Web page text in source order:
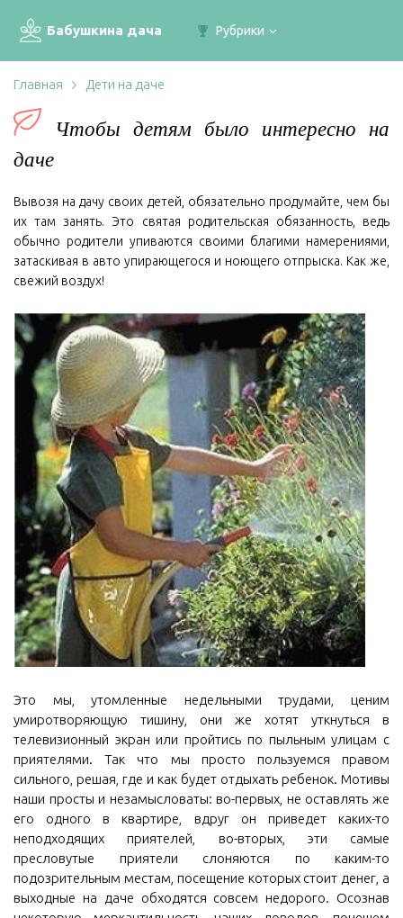
Бабушкина дача Рубрики
Главная Дети на даче
Чтобы детям было интересно на
даче
Вывозя на дачу своих детей, обязательно продумайте, чем бы
их там занять. Это святая родительская обязанность, ведь
обычно родители упиваются своими благими намерениями,
затаскивая в авто упирающегося и ноющего отпрыска. Как же,
свежий воздух!
Это мы, утомленные недельными трудами, ценим
умиротворяющую тишину, они же хотят уткнуться в
телевизионный экран или пройтись по пыльным улицам с
приятелями. Так что мы просто пользуемся правом
сильного, решая, где и как будет отдыхать ребенок. Мотивы
наши просты и незамысловаты: во-первых, не оставлять же
его одного в квартире, вдруг он приведет каких-то
неподходящих приятелей, во-вторых, эти самые
пресловутые приятели слоняются по каким-то
подозрительным местам, посещение которых стоит денег, а
выходные на даче обходятся совсем недорого. Осознав